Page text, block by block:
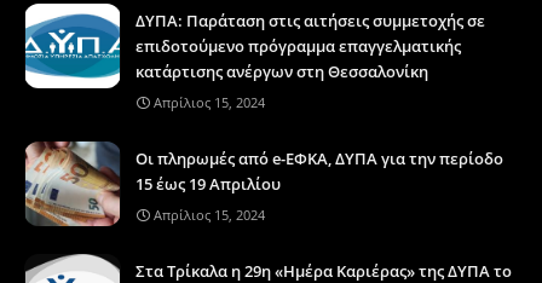
ΔΥΠΑ: Παράταση στις αιτήσεις συμμετοχής σε
επιδοτούμενο πρόγραμμα επαγγελματικής
κατάρτισης ανέργων στη Θεσσαλονίκη
Απρίλιος 15, 2024
Οι πληρωμές από e-ΕΦΚΑ, ΔΥΠΑ για την περίοδο
15 έως 19 Απριλίου
Απρίλιος 15, 2024
Στα Τρίκαλα η 29η «Ημέρα Καριέρας» της ΔΥΠΑ το